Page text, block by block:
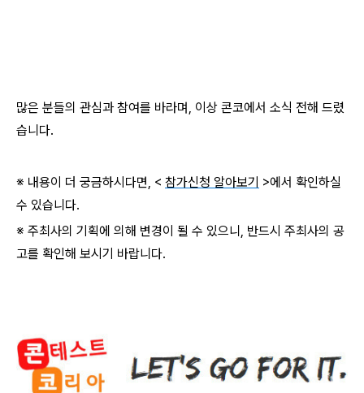
많은 분들의 관심과 참여를 바라며, 이상 콘코에서 소식 전해 드렸
습니다.
※ 내용이 더 궁금하시다면, < 참가신청 알아보기 >에서 확인하실
수 있습니다.
※ 주최사의 기획에 의해 변경이 될 수 있으니, 반드시 주최사의 공
고를 확인해 보시기 바랍니다.